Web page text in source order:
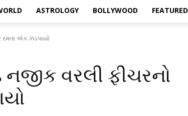
ASTROLOGY BOLLYWOOD FEATURED
રમતા એક ઝડપાયો
વરલી ફીચરનો